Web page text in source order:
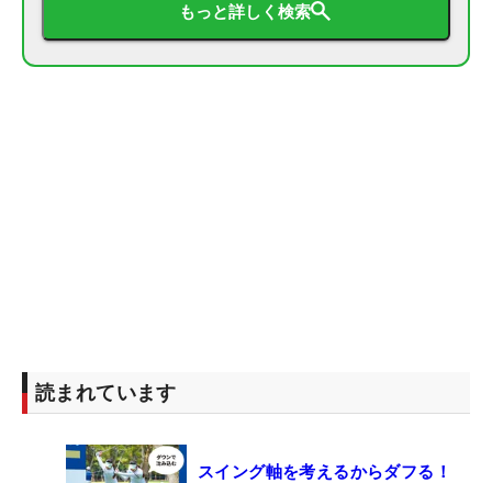
もっと詳しく検索
読まれています
スイング軸を考えるからダフる！